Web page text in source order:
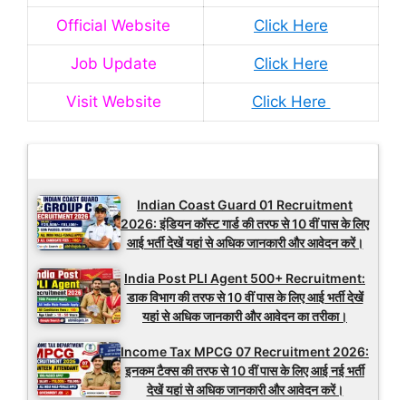
Official Website Click Here
Job Update Click Here
Visit Website Click Here
Indian Coast Guard 01 Recruitment
2026: इंडियन कॉस्ट गार्ड की तरफ से 10 वीं पास के लिए
आई भर्ती देखें यहां से अधिक जानकारी और आवेदन करें।
India Post PLI Agent 500+ Recruitment:
डाक विभाग की तरफ से 10 वीं पास के लिए आई भर्ती देखें
यहां से अधिक जानकारी और आवेदन का तरीका।
Income Tax MPCG 07 Recruitment 2026:
इनकम टैक्स की तरफ से 10 वीं पास के लिए आई नई भर्ती
देखें यहां से अधिक जानकारी और आवेदन करें।